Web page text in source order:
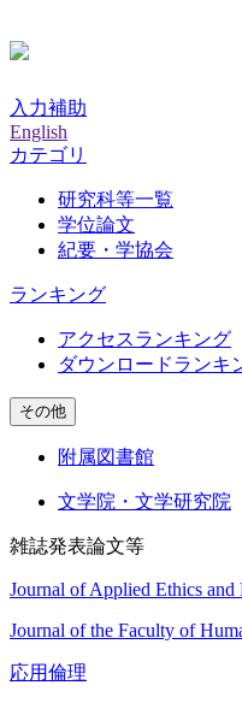
入力補助
English
カテゴリ
研究科等一覧
学位論文
紀要・学協会
ランキング
アクセスランキング
ダウンロードランキ
その他
附属図書館
文学院・文学研究院
雑誌発表論文等
Journal of Applied Ethics and
Journal of the Faculty of
応用倫理